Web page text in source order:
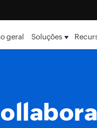
geral Soluções